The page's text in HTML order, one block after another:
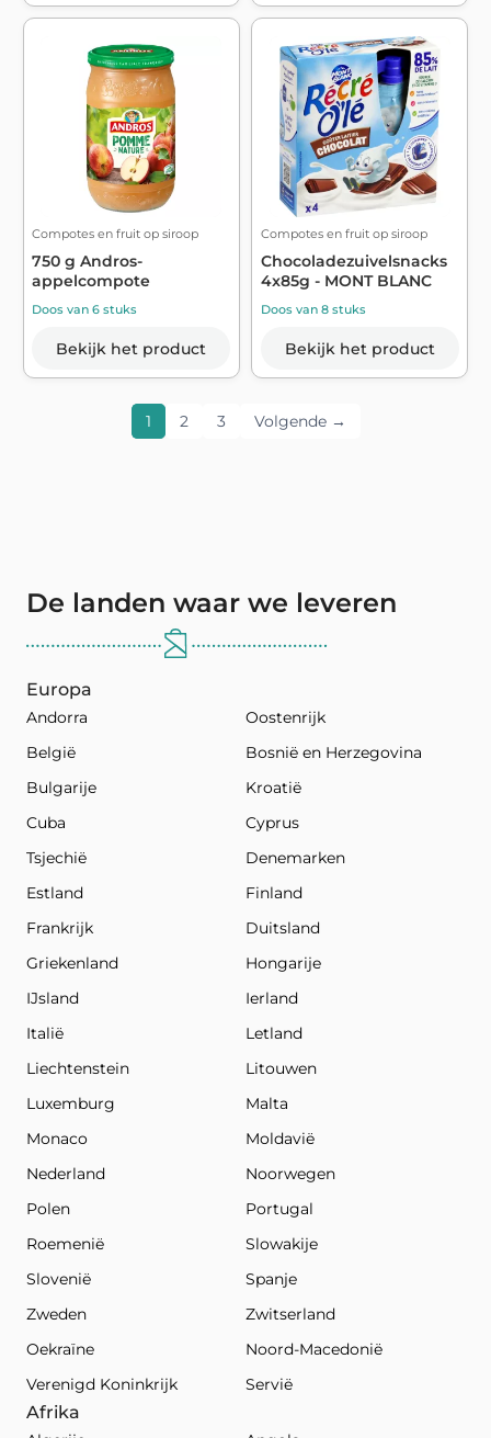
Compotes en fruit op siroop
750 g Andros-
appelcompote
Doos van 6 stuks
Bekijk het product
Compotes en fruit op siroop
Chocoladezuivelsnacks
4x85g - MONT BLANC
Doos van 8 stuks
Bekijk het product
1 2 3 Volgende →
De landen waar we leveren
Europa
Andorra
Oostenrijk
België
Bosnië en Herzegovina
Bulgarije
Kroatië
Cuba
Cyprus
Tsjechië
Denemarken
Estland
Finland
Frankrijk
Duitsland
Griekenland
Hongarije
IJsland
Ierland
Italië
Letland
Liechtenstein
Litouwen
Luxemburg
Malta
Monaco
Moldavië
Nederland
Noorwegen
Polen
Portugal
Roemenië
Slowakije
Slovenië
Spanje
Zweden
Zwitserland
Oekraïne
Noord-Macedonië
Verenigd Koninkrijk
Servië
Afrika